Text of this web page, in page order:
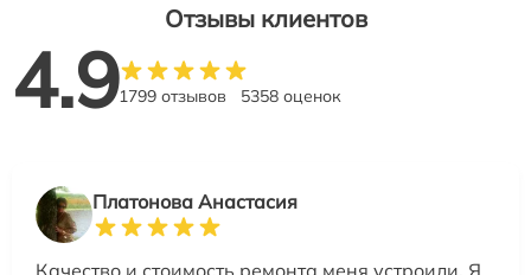
Отзывы клиентов
4.91799 отзывов 5358 оценок
Платонова Анастасия
Качество и стоимость ремонта меня устроили. Я